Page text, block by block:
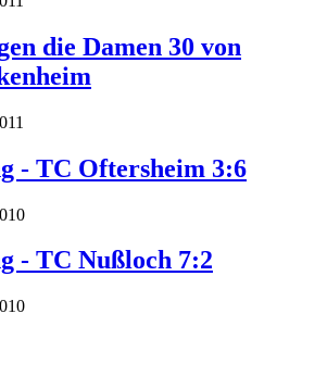
die Damen 30 von
- TC Oftersheim 3:6
- TC Nußloch 7:2